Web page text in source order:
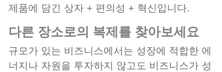
제품에 담긴 상자 + 편의성 + 혁신입니다.
다른 장소로의 복제를 찾아보세요
규모가 있는 비즈니스에서는 성장에 적합한 에
너지나 자원을 투자하지 않고도 비즈니스가 성